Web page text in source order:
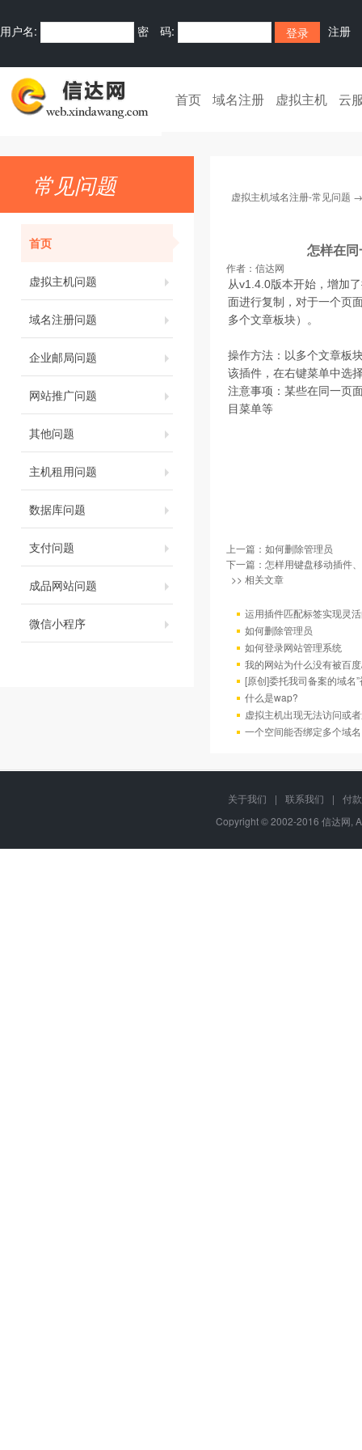
用户名: 密 码: 注册
首页 域名注册 虚拟主机 云
常见问题
首页
虚拟主机问题
域名注册问题
企业邮局问题
网站推广问题
其他问题
主机租用问题
数据库问题
支付问题
成品网站问题
微信小程序
虚拟主机域名注册-常见问题
怎样在
作者： 信达网
从v1.4.0版本开始，增加
面进行复制，对于一个页
多个文章板块）。
操作方法：以多个文章板
该插件，在右键菜单中选
注意事项：某些在同一页
目菜单等
上一篇： 如何删除管理员
下一篇： 怎样用键盘移动插件
>> 相关文章
运用插件匹配标签实现灵
如何删除管理员
如何登录网站管理系统
我的网站为什么没有被百
[原创]委托我司备案的域名
什么是wap?
虚拟主机出现无法访问或
一个空间能否绑定多个域
关于我们 | 联系我们 |
付
Copyright © 2002-2016 信达网,